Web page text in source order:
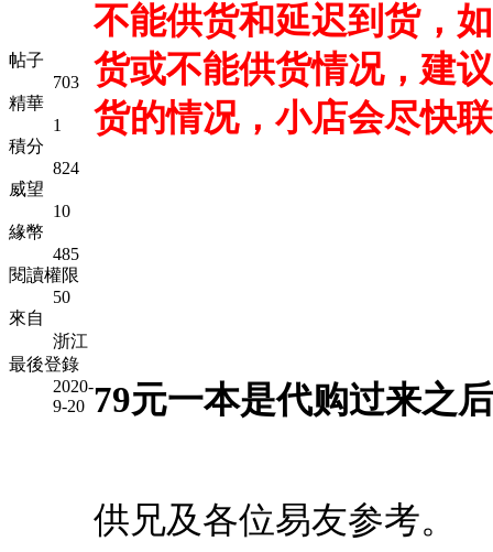
帖子
703
精華
1
積分
824
威望
10
緣幣
485
閱讀權限
50
來自
浙江
最後登錄
2020-
9-20
不能供货和延迟到货，
货或不能供货情况，建
货的情况，小店会尽快
79元一本是代购过来之
供兄及各位易友参考。